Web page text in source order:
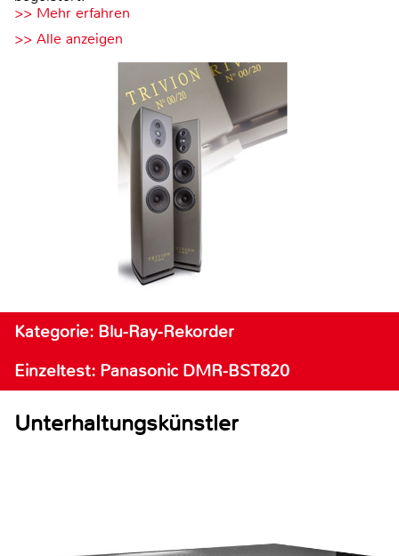
>> Mehr erfahren
>> Alle anzeigen
Kategorie: Blu-Ray-Rekorder
Einzeltest: Panasonic DMR-BST820
Unterhaltungskünstler